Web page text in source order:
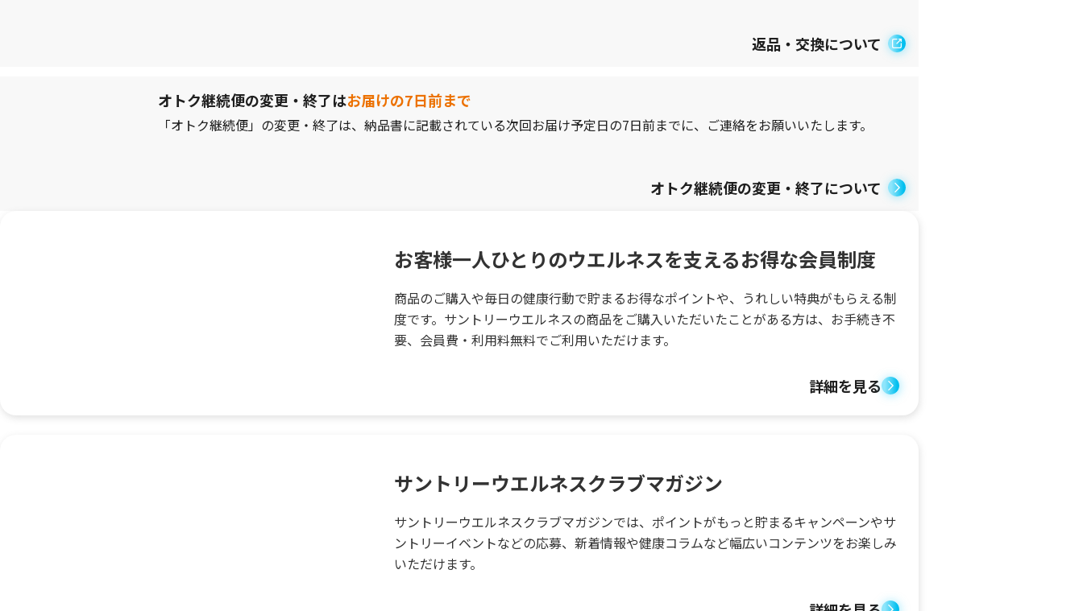
返品・交換について
オトク継続便の変更・終了はお届けの7日前まで
「オトク継続便」の変更・終了は、納品書に記載されている次回お届け予定日の7日前までに、ご連絡をお願いいたします。
オトク継続便の変更・終了について
お客様一人ひとりのウエルネスを支えるお得な会員制度
商品のご購入や毎日の健康行動で貯まるお得なポイントや、うれしい特典がもらえる制
度です。サントリーウエルネスの商品をご購入いただいたことがある方は、お手続き不
要、会員費・利用料無料でご利用いただけます。
詳細を見る
サントリーウエルネスクラブマガジン
サントリーウエルネスクラブマガジンでは、ポイントがもっと貯まるキャンペーンやサ
ントリーイベントなどの応募、新着情報や健康コラムなど幅広いコンテンツをお楽しみ
いただけます。